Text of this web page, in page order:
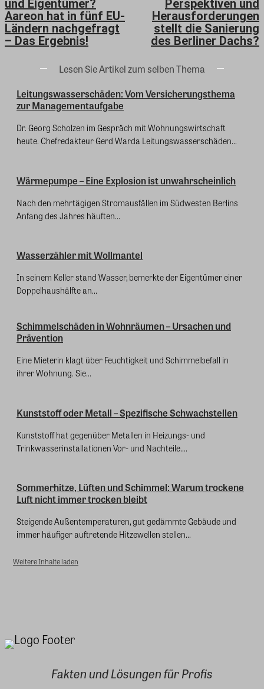
und Eigentümer?
Aareon hat in fünf EU-
Ländern nachgefragt
– Das Ergebnis!
Perspektiven und
Herausforderungen
stellt die Sanierung
des Berliner Dachs?
Lesen Sie Artikel zum selben Thema
Leitungswasserschäden: Vom Versicherungsthema
zur Managementaufgabe
Dr. Georg Scholzen im Gespräch mit Wohnungswirtschaft
heute. Chefredakteur Gerd Warda Leitungswasserschäden...
Wärmepumpe – Eine Explosion ist unwahrscheinlich
Nach den mehrtägigen Stromausfällen im Südwesten Berlins
Anfang des Jahres häuften...
Wasserzähler mit Wollmantel
In seinem Keller stand Wasser, bemerkte der Eigentümer einer
Doppelhaushälfte an...
Schimmelschäden in Wohnräumen – Ursachen und
Prävention
Eine Mieterin klagt über Feuchtigkeit und Schimmelbefall in
ihrer Wohnung. Sie...
Kunststoff oder Metall – Spezifische Schwachstellen
Kunststoff hat gegenüber Metallen in Heizungs- und
Trinkwasserinstallationen Vor- und Nachteile....
Sommerhitze, Lüften und Schimmel: Warum trockene
Luft nicht immer trocken bleibt
Steigende Außentemperaturen, gut gedämmte Gebäude und
immer häufiger auftretende Hitzewellen stellen...
Weitere Inhalte laden
Fakten und Lösungen für Profis